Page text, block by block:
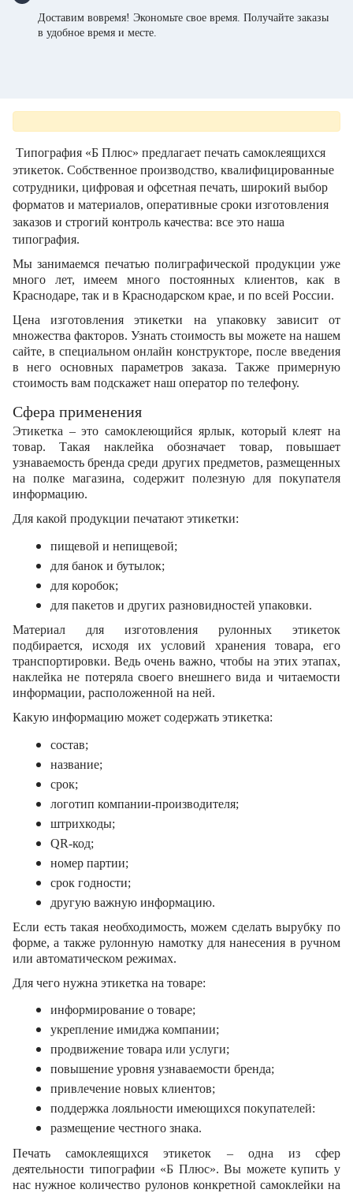
Доставим вовремя! Экономьте свое время. Получайте заказы
в удобное время и месте.
Типография «Б Плюс» предлагает печать самоклеящихся
этикеток. Собственное производство, квалифицированные
сотрудники, цифровая и офсетная печать, широкий выбор
форматов и материалов, оперативные сроки изготовления
заказов и строгий контроль качества: все это наша
типография.
Мы занимаемся печатью полиграфической продукции уже
много лет, имеем много постоянных клиентов, как в
Краснодаре, так и в Краснодарском крае, и по всей России.
Цена изготовления этикетки на упаковку зависит от
множества факторов. Узнать стоимость вы можете на нашем
сайте, в специальном онлайн конструкторе, после введения
в него основных параметров заказа. Также примерную
стоимость вам подскажет наш оператор по телефону.
Сфера применения
Этикетка – это самоклеющийся ярлык, который клеят на
товар. Такая наклейка обозначает товар, повышает
узнаваемость бренда среди других предметов, размещенных
на полке магазина, содержит полезную для покупателя
информацию.
Для какой продукции печатают этикетки:
пищевой и непищевой;
для банок и бутылок;
для коробок;
для пакетов и других разновидностей упаковки.
Материал для изготовления рулонных этикеток
подбирается, исходя их условий хранения товара, его
транспортировки. Ведь очень важно, чтобы на этих этапах,
наклейка не потеряла своего внешнего вида и читаемости
информации, расположенной на ней.
Какую информацию может содержать этикетка:
состав;
название;
срок;
логотип компании-производителя;
штрихкоды;
QR-код;
номер партии;
срок годности;
другую важную информацию.
Если есть такая необходимость, можем сделать вырубку по
форме, а также рулонную намотку для нанесения в ручном
или автоматическом режимах.
Для чего нужна этикетка на товаре:
информирование о товаре;
укрепление имиджа компании;
продвижение товара или услуги;
повышение уровня узнаваемости бренда;
привлечение новых клиентов;
поддержка лояльности имеющихся покупателей:
размещение честного знака.
Печать самоклеящихся этикеток – одна из сфер
деятельности типографии «Б Плюс». Вы можете купить у
нас нужное количество рулонов конкретной самоклейки на